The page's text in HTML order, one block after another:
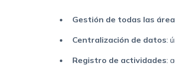
Gestión de todas las
Centralización de datos:
Registro de actividades: